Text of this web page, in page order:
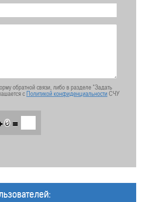
обратной связи, либо в разделе "Задать
сПолитикой конфиденциальностиСЧУ
=